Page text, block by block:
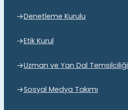
Denetleme Kurulu
Etik Kurul
Uzman ve Yan Dal Temsilciliği
Sosyal Medya Takımı